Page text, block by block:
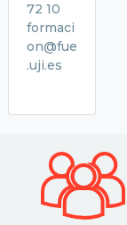
72 10
formaci
on@fue
.uji.es